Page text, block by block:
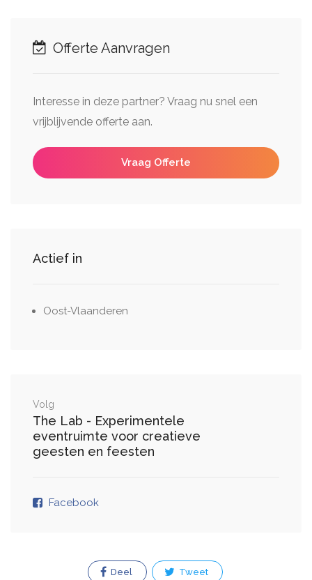
Offerte Aanvragen
Interesse in deze partner? Vraag nu snel een
vrijblijvende offerte aan.
Vraag Offerte
Actief in
Oost-Vlaanderen
Volg
The Lab - Experimentele
eventruimte voor creatieve
geesten en feesten
Facebook
Deel Tweet